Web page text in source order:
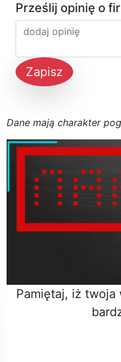
Prześlij opinię o
Zapisz
Dane mają charakter
Pamiętaj, iż twoja